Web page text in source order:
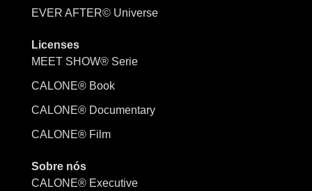
EVER AFTER© Universe
Licenses
MEET SHOW® Serie
CALONE® Book
CALONE® Documentary
CALONE® Film
Sobre nós
CALONE® Executive